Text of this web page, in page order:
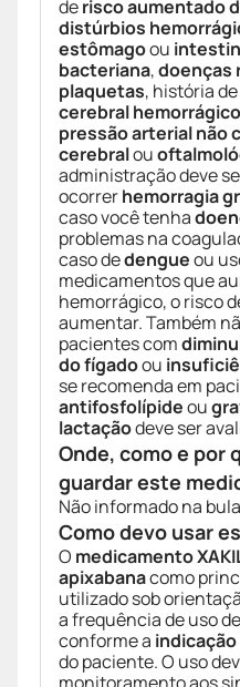
derisco aumentado
distúrbios
estômagoou
bacteriana,doenças
plaquetas, história de
cerebral hemorrágico
pressão arterial não
cerebralou
administração deve
ocorrerhemorragia
caso você tenha
problemas na
caso dedengueou
medicamentos que
hemorrágico, o risco
aumentar. Também
pacientes com
do fígadoou
se recomenda em
antifosfolípideou
lactaçãodeve ser
Onde, como e por
guardar este
Não informado na
Como devo usar
O medicamento
apixabanacomo
utilizado sob
a frequência de uso
conforme a indicação
do paciente. O uso